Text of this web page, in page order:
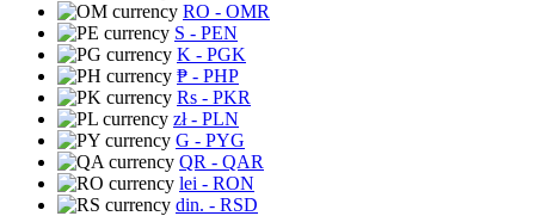
RO - OMR
S - PEN
K - PGK
₱ - PHP
Rs - PKR
zł- PLN
G - PYG
QR - QAR
lei - RON
din. - RSD